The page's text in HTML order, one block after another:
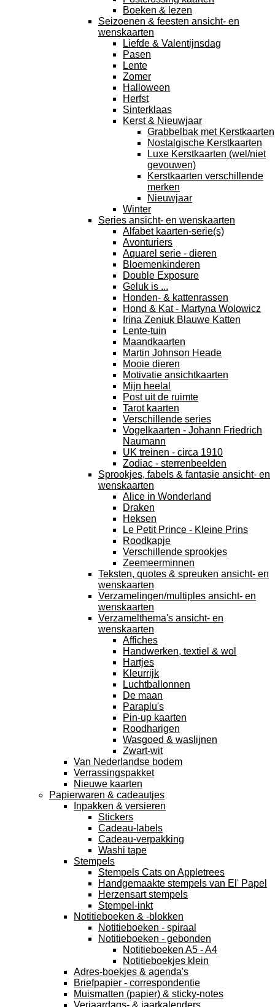
Boeken & lezen
Seizoenen & feesten ansicht- en
wenskaarten
Liefde & Valentijnsdag
Pasen
Lente
Zomer
Halloween
Herfst
Sinterklaas
Kerst & Nieuwjaar
Grabbelbak met Kerstkaarten
Nostalgische Kerstkaarten
Luxe Kerstkaarten (wel/niet
gevouwen)
Kerstkaarten verschillende
merken
Nieuwjaar
Winter
Series ansicht- en wenskaarten
Alfabet kaarten-serie(s)
Avonturiers
Aquarel serie - dieren
Bloemenkinderen
Double Exposure
Geluk is ...
Honden- & kattenrassen
Hond & Kat - Martyna Wolowicz
Irina Zeniuk Blauwe Katten
Lente-tuin
Maandkaarten
Martin Johnson Heade
Mooie dieren
Motivatie ansichtkaarten
Mijn heelal
Post uit de ruimte
Tarot kaarten
Verschillende series
Vogelkaarten - Johann Friedrich
Naumann
UK treinen - circa 1910
Zodiac - sterrenbeelden
Sprookjes, fabels & fantasie ansicht- en
wenskaarten
Alice in Wonderland
Draken
Heksen
Le Petit Prince - Kleine Prins
Roodkapje
Verschillende sprookjes
Zeemeerminnen
Teksten, quotes & spreuken ansicht- en
wenskaarten
Verzamelingen/multiples ansicht- en
wenskaarten
Verzamelthema's ansicht- en
wenskaarten
Affiches
Handwerken, textiel & wol
Hartjes
Kleurrijk
Luchtballonnen
De maan
Paraplu's
Pin-up kaarten
Roodharigen
Wasgoed & waslijnen
Zwart-wit
Van Nederlandse bodem
Verrassingspakket
Nieuwe kaarten
Papierwaren & cadeautjes
Inpakken & versieren
Stickers
Cadeau-labels
Cadeau-verpakking
Washi tape
Stempels
Stempels Cats on Appletrees
Handgemaakte stempels van El' Papel
Herzensart stempels
Stempel-inkt
Notitieboeken & -blokken
Notitieboeken - spiraal
Notitieboeken - gebonden
Notitieboeken A5 - A4
Notitieboekjes klein
Adres-boekjes & agenda's
Briefpapier - correspondentie
Muismatten (papier) & sticky-notes
Verjaardags- & jaarkalenders